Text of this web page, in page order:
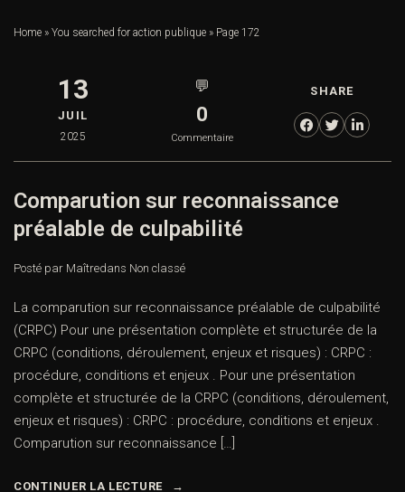
Home » You searched for action publique » Page 172
13
JUIL
2025
💬
0
Commentaire
SHARE
Comparution sur reconnaissance
préalable de culpabilité
Posté par Maîtredans Non classé
La comparution sur reconnaissance préalable de culpabilité
(CRPC) Pour une présentation complète et structurée de la
CRPC (conditions, déroulement, enjeux et risques) : CRPC :
procédure, conditions et enjeux . Pour une présentation
complète et structurée de la CRPC (conditions, déroulement,
enjeux et risques) : CRPC : procédure, conditions et enjeux .
Comparution sur reconnaissance […]
CONTINUER LA LECTURE